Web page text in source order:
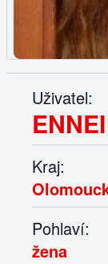
Uživatel:
ENNEI
Kraj:
Pohlaví:
žena